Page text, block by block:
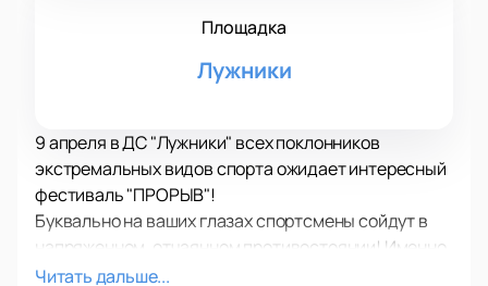
Площадка
Лужники
9 апреля в ДС "Лужники" всех поклонников
экстремальных видов спорта ожидает интересный
фестиваль "ПРОРЫВ"!
Буквально на ваших глазах спортсмены сойдут в
напряженном, отчаянном противостоянии! Именно
здесь вы узнаете, что такое воля, мастерство и
Читать дальше...